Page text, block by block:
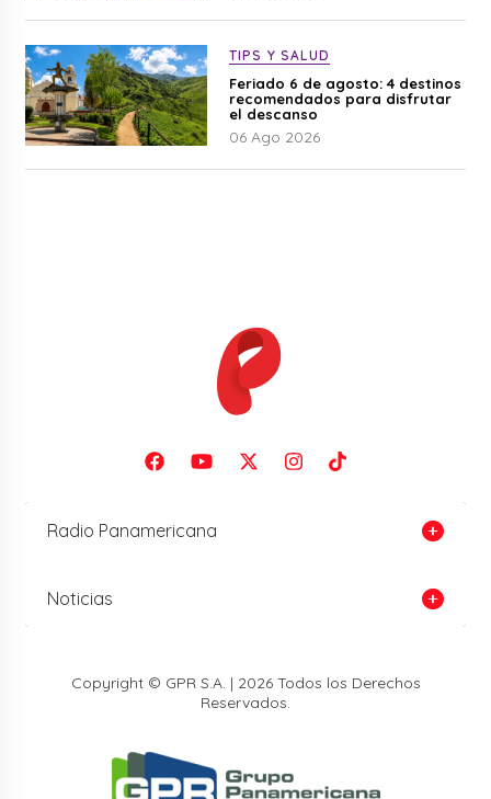
TIPS Y SALUD
Feriado 6 de agosto: 4 destinos
recomendados para disfrutar
el descanso
06 Ago 2026
Radio Panamericana
Noticias
Copyright © GPR S.A. | 2026 Todos los Derechos
Reservados.